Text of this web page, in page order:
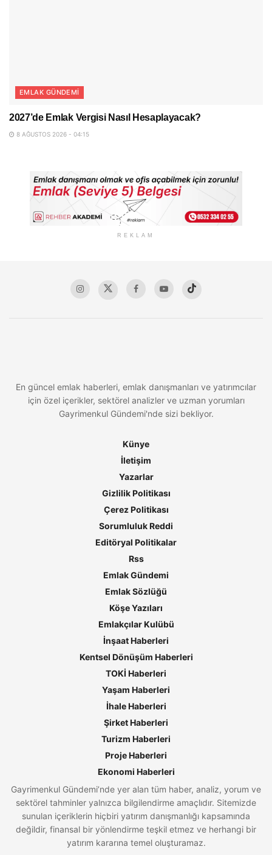
EMLAK GÜNDEMI
2027’de Emlak Vergisi Nasıl Hesaplayacak?
8 AĞUSTOS 2026 - 04:15
REKLAM
En güncel emlak haberleri, emlak danışmanları ve yatırımcılar
için özel içerikler, sektörel analizler ve uzman yorumları
Gayrimenkul Gündemi'nde sizi bekliyor.
Künye
İletişim
Yazarlar
Gizlilik Politikası
Çerez Politikası
Sorumluluk Reddi
Editöryal Politikalar
Rss
Emlak Gündemi
Emlak Sözlüğü
Köşe Yazıları
Emlakçılar Kulübü
İnşaat Haberleri
Kentsel Dönüşüm Haberleri
TOKİ Haberleri
Yaşam Haberleri
İhale Haberleri
Şirket Haberleri
Turizm Haberleri
Proje Haberleri
Ekonomi Haberleri
Gayrimenkul Gündemi’nde yer alan tüm haber, analiz, yorum ve
sektörel tahminler yalnızca bilgilendirme amaçlıdır. Sitemizde
sunulan içeriklerin hiçbiri yatırım danışmanlığı kapsamında
değildir, finansal bir yönlendirme teşkil etmez ve herhangi bir
yatırım kararına temel oluşturamaz.